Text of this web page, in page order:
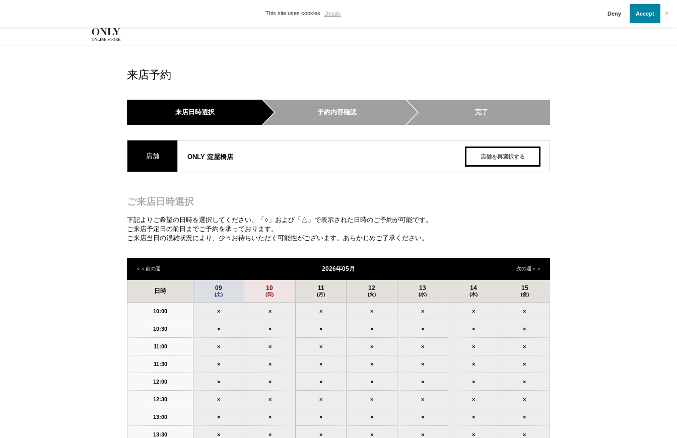
来店予約
来店日時選択 予約内容確認 完了
店舗 ONLY 淀屋橋店 店舗を再選択する
ご来店日時選択
下記よりご希望の日時を選択してください。「○」および「△」で表示された日時のご予約が可能です。
ご来店予定日の前日までご予約を承っております。
ご来店当日の混雑状況により、少々お待ちいただく可能性がございます。あらかじめご了承ください。
＜＜前の週 2026年05月 次の週＞＞
日時 09
(土)
10
(日)
11
(月)
12
(火)
13
(水)
14
(木)
15
(金)
10:00 × × × × × × ×
10:30 × × × × × × ×
11:00 × × × × × × ×
11:30 × × × × × × ×
12:00 × × × × × × ×
12:30 × × × × × × ×
13:00 × × × × × × ×
13:30 × × × × × × ×
This site uses cookies. Details Deny Accept ×